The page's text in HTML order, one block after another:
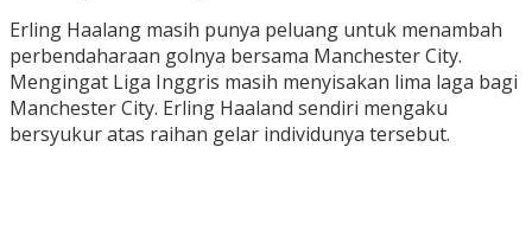
Erling Haalang masih punya peluang untuk menambah
perbendaharaan golnya bersama Manchester City.
Mengingat Liga Inggris masih menyisakan lima laga bagi
Manchester City. Erling Haaland sendiri mengaku
bersyukur atas raihan gelar individunya tersebut.